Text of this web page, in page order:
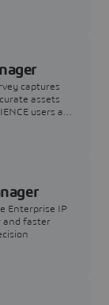
captures
assets
users any
Enterprise IP
and faster